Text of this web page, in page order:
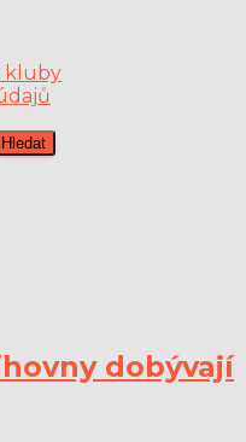
kluby
dobývají